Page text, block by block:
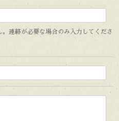
。連絡が必要な場合のみ入力してくださ